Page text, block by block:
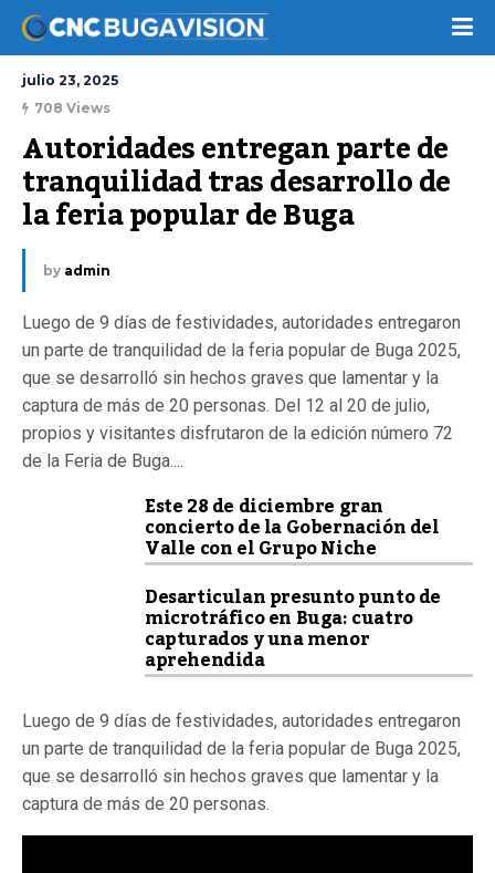
julio 23, 2025
708 Views
Autoridades entregan parte de
tranquilidad tras desarrollo de
la feria popular de Buga
by admin
Luego de 9 días de festividades, autoridades entregaron
un parte de tranquilidad de la feria popular de Buga 2025,
que se desarrolló sin hechos graves que lamentar y la
captura de más de 20 personas. Del 12 al 20 de julio,
propios y visitantes disfrutaron de la edición número 72
de la Feria de Buga....
Este 28 de diciembre gran
concierto de la Gobernación del
Valle con el Grupo Niche
Desarticulan presunto punto de
microtráfico en Buga: cuatro
capturados y una menor
aprehendida
Luego de 9 días de festividades, autoridades entregaron
un parte de tranquilidad de la feria popular de Buga 2025,
que se desarrolló sin hechos graves que lamentar y la
captura de más de 20 personas.